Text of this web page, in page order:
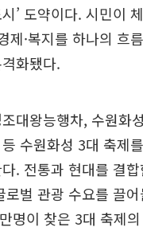
’ 도약이다. 시민이
제·복지를 하나의 흐
화됐다.
대왕능행차, 수원화
수원화성 3대 축제
. 전통과 현대를 결
로벌 관광 수요를 끌
명이 찾은 3대 축제